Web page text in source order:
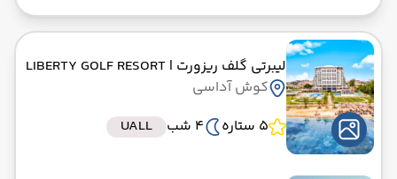
لیبرتی گلف ریزورت | LIBERTY GOLF RESORT
کوش آداسی
5 ستاره
4 شب UALL